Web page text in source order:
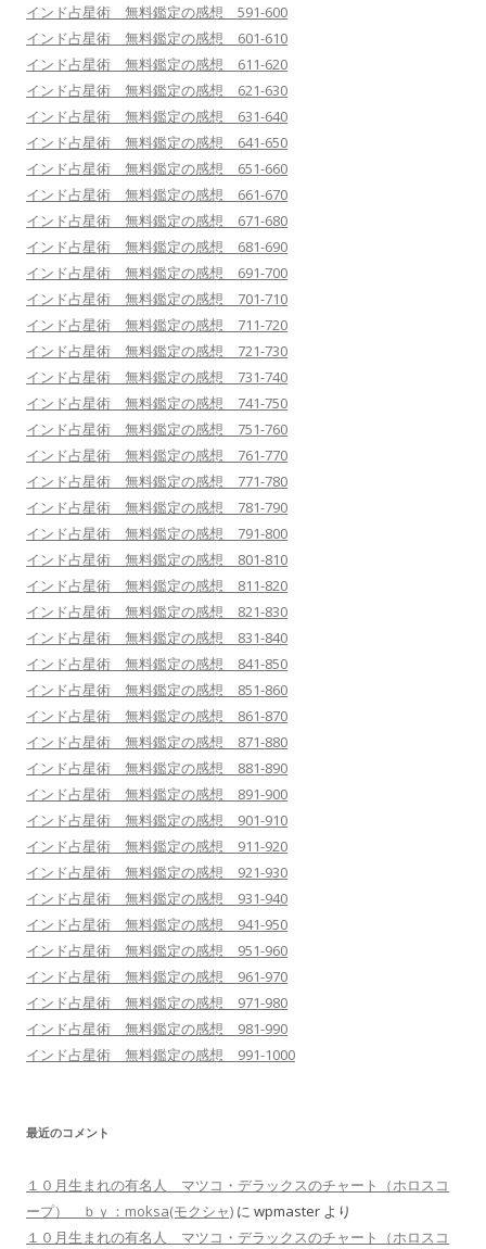
インド占星術 無料鑑定の感想 591-600
インド占星術 無料鑑定の感想 601-610
インド占星術 無料鑑定の感想 611-620
インド占星術 無料鑑定の感想 621-630
インド占星術 無料鑑定の感想 631-640
インド占星術 無料鑑定の感想 641-650
インド占星術 無料鑑定の感想 651-660
インド占星術 無料鑑定の感想 661-670
インド占星術 無料鑑定の感想 671-680
インド占星術 無料鑑定の感想 681-690
インド占星術 無料鑑定の感想 691-700
インド占星術 無料鑑定の感想 701-710
インド占星術 無料鑑定の感想 711-720
インド占星術 無料鑑定の感想 721-730
インド占星術 無料鑑定の感想 731-740
インド占星術 無料鑑定の感想 741-750
インド占星術 無料鑑定の感想 751-760
インド占星術 無料鑑定の感想 761-770
インド占星術 無料鑑定の感想 771-780
インド占星術 無料鑑定の感想 781-790
インド占星術 無料鑑定の感想 791-800
インド占星術 無料鑑定の感想 801-810
インド占星術 無料鑑定の感想 811-820
インド占星術 無料鑑定の感想 821-830
インド占星術 無料鑑定の感想 831-840
インド占星術 無料鑑定の感想 841-850
インド占星術 無料鑑定の感想 851-860
インド占星術 無料鑑定の感想 861-870
インド占星術 無料鑑定の感想 871-880
インド占星術 無料鑑定の感想 881-890
インド占星術 無料鑑定の感想 891-900
インド占星術 無料鑑定の感想 901-910
インド占星術 無料鑑定の感想 911-920
インド占星術 無料鑑定の感想 921-930
インド占星術 無料鑑定の感想 931-940
インド占星術 無料鑑定の感想 941-950
インド占星術 無料鑑定の感想 951-960
インド占星術 無料鑑定の感想 961-970
インド占星術 無料鑑定の感想 971-980
インド占星術 無料鑑定の感想 981-990
インド占星術 無料鑑定の感想 991-1000
最近のコメント
１０月生まれの有名人 マツコ・デラックスのチャート（ホロスコ
ープ） ｂｙ：moksa(モクシャ) に wpmaster より
１０月生まれの有名人 マツコ・デラックスのチャート（ホロスコ